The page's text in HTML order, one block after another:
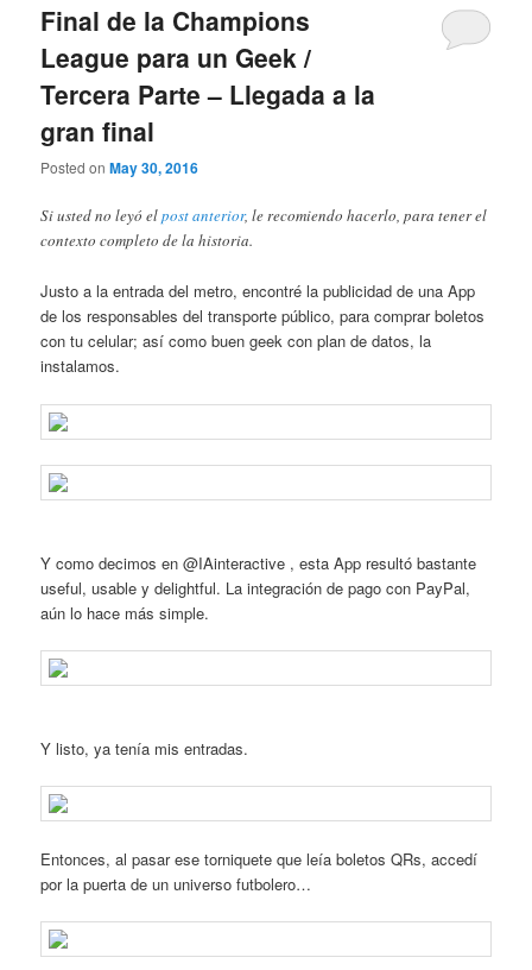
Final de la Champions
League para un Geek /
Tercera Parte – Llegada a la
gran final
Posted onMay 30, 2016
Si usted no leyó elpost anterior, le recomiendo hacerlo, para tener el
contexto completo de la historia.
Justo a la entrada del metro, encontré la publicidad de una App
de los responsables del transporte público, para comprar boletos
con tu celular; así como buen geek con plan de datos, la
instalamos.
Y como decimos en @IAinteractive , esta App resultó bastante
useful, usable y delightful. La integración de pago con PayPal,
aún lo hace más simple.
Y listo, ya tenía mis entradas.
Entonces, al pasar ese torniquete que leía boletos QRs, accedí
por la puerta de un universo futbolero…